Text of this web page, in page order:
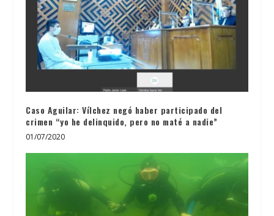
Caso Aguilar: Vílchez negó haber participado del
crimen “yo he delinquido, pero no maté a nadie”
01/07/2020